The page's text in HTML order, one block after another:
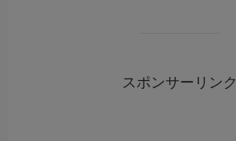
スポンサーリンク